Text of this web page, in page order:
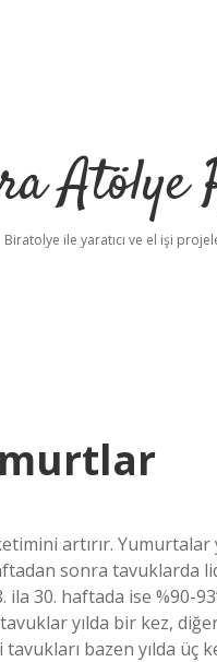
Atölye
Biratolye ile yaratıcı ve el işi
artırır.
sonra tavuklarda
30. haftada ise %90-
yılda bir kez,
bazen yılda üç